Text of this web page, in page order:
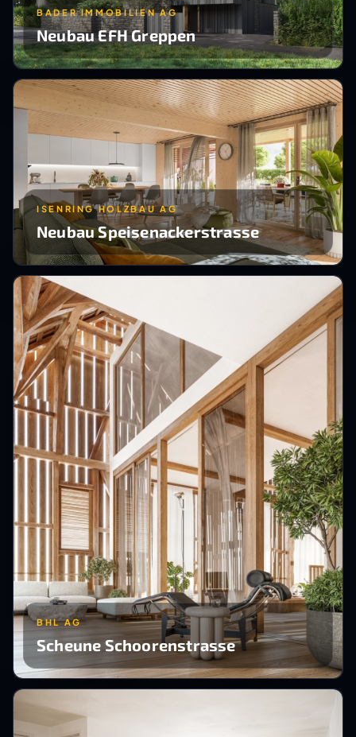
BADER IMMOBILIEN AG
Neubau EFH Greppen
ISENRING HOLZBAU AG
Neubau Speisenackerstrasse
BHL AG
Scheune Schoorenstrasse